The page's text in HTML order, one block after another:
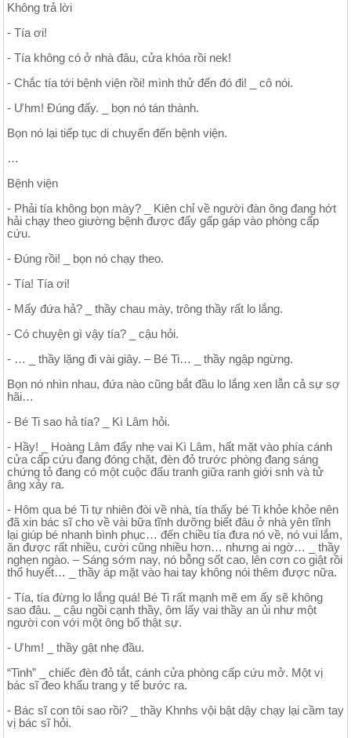
Không trả lời
- Tía ơi!
- Tía không có ở nhà đâu, cửa khóa rồi nek!
- Chắc tía tới bệnh viện rồi! mình thử đến đó đi! _ cô nói.
- Ưhm! Đúng đấy. _ bọn nó tán thành.
Bọn nó lại tiếp tục di chuyển đến bệnh viện.
…
Bệnh viện
- Phải tía không bọn mày? _ Kiên chỉ về người đàn ông đang hớt
hải chạy theo giường bệnh được đẩy gấp gáp vào phòng cấp
cứu.
- Đúng rồi! _ bọn nó chạy theo.
- Tía! Tía ơi!
- Mấy đứa hả? _ thầy chau mày, trông thầy rất lo lắng.
- Có chuyện gì vậy tía? _ cậu hỏi.
- … _ thầy lặng đi vài giây. – Bé Ti… _ thầy ngập ngừng.
Bọn nó nhìn nhau, đứa nào cũng bắt đầu lo lắng xen lẫn cả sự sợ
hãi…
- Bé Ti sao hả tía? _ Kì Lâm hỏi.
- Hầy! _ Hoàng Lâm đẩy nhẹ vai Kì Lâm, hất mặt vào phía cánh
cửa cấp cứu đang đóng chặt, đèn đỏ trước phòng đang sáng
chứng tỏ đang có một cuộc đấu tranh giữa ranh giới snh và tử
âng xảy ra.
- Hôm qua bé Ti tự nhiên đòi về nhà, tía thấy bé Ti khỏe khỏe nên
đã xin bác sĩ cho về vài bữa tĩnh dưỡng biết đâu ở nhà yên tĩnh
lại giúp bé nhanh bình phục… đến chiều tía đưa nó về, nó vui lắm,
ăn được rất nhiều, cười cũng nhiều hơn… nhưng ai ngờ… _ thầy
nghẹn ngào. – Sáng sớm nay, nó bỗng sốt cao, lên cơn co giật rồi
thổ huyết… _ thầy áp mặt vào hai tay không nói thêm được nữa.
- Tía, tía đừng lo lắng quá! Bé Ti rất mạnh mẽ em ấy sẽ không
sao đâu. _ cậu ngồi cạnh thầy, ôm lấy vai thầy an ủi như một
người con với một ông bố thật sự.
- Ưhm! _ thầy gật nhẹ đầu.
“Tinh” _ chiếc đèn đỏ tắt, cánh cửa phòng cấp cứu mở. Một vị
bác sĩ đeo khẩu trang y tế bước ra.
- Bác sĩ con tôi sao rồi? _ thầy Khnhs vội bật dậy chạy lại cầm tay
vị bác sĩ hỏi.